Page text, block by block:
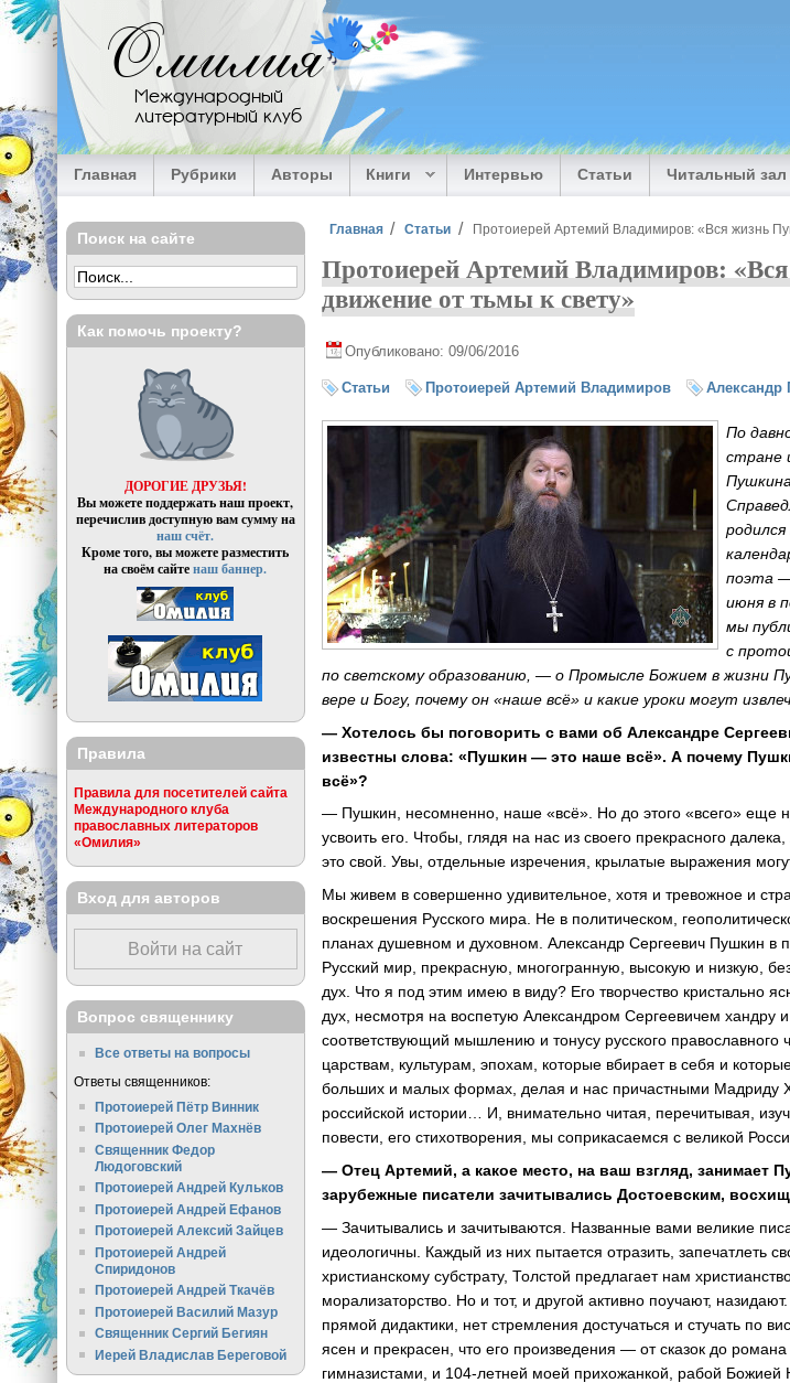
Перейти к основному содержанию
Омилия
Международный
литературный клуб
Главная Рубрики Авторы Книги Интервью Статьи Читальный зал
Вы здесь
Главная Статьи Протоиерей Артемий Владимиров: «Вся жизнь
Протоиерей Артемий Владимиров:
движение от тьмы к свету»
Опубликовано: 09/06/2016
Статьи Протоиерей Артемий Владимиров Александр
По
стране
поэта
июня в
мы
с
по светскому образованию, — о Промысле Божием в жизни
вере и Богу, почему он «наше всё» и какие уроки могут
— Хотелось бы поговорить с вами об Александре
известны слова: «Пушкин — это наше всё». А почему
всё»?
— Пушкин, несомненно, наше «всё». Но до этого «всего» еще
усвоить его. Чтобы, глядя на нас из своего прекрасного
это свой. Увы, отдельные изречения, крылатые выражения
Мы живем в совершенно удивительное, хотя и тревожное и
воскрешения Русского мира. Не в политическом,
планах душевном и духовном. Александр Сергеевич Пушкин в
Русский мир, прекрасную, многогранную, высокую и низкую,
дух. Что я под этим имею в виду? Его творчество кристально
дух, несмотря на воспетую Александром Сергеевичем хандру
соответствующий мышлению и тонусу русского православного
царствам, культурам, эпохам, которые вбирает в себя и
больших и малых формах, делая и нас причастными Мадриду
российской истории… И, внимательно читая, перечитывая,
повести, его стихотворения, мы соприкасаемся с великой
— Отец Артемий, а какое место, на ваш взгляд, занимает
зарубежные писатели зачитывались Достоевским,
— Зачитывались и зачитываются. Названные вами великие
идеологичны. Каждый из них пытается отразить, запечатлеть
христианскому субстрату, Толстой предлагает нам
морализаторство. Но и тот, и другой активно поучают,
прямой дидактики, нет стремления достучаться и стучать по
ясен и прекрасен, что его произведения — от сказок до
гимназистами, и 104-летней моей прихожанкой, рабой
Поиск на сайте
Как помочь проекту?
ДОРОГИЕ ДРУЗЬЯ!
Вы можете поддержать наш проект,
перечислив доступную вам сумму на
наш счёт.
Кроме того, вы можете разместить
на своём сайтенаш баннер.
Правила
Правила для посетителей сайта
Международного клуба
православных литераторов
«Омилия»
Вход для авторов
Войти на сайт
Вопрос священнику
Все ответы на вопросы
Ответы священников:
Протоиерей Пётр Винник
Протоиерей Олег Махнёв
Священник Федор
Людоговский
Протоиерей Андрей Кульков
Протоиерей Андрей Ефанов
Протоиерей Алексий Зайцев
Протоиерей Андрей
Спиридонов
Протоиерей Андрей Ткачёв
Протоиерей Василий Мазур
Священник Сергий Бегиян
Иерей Владислав Береговой